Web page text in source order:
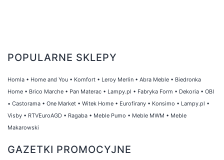
POPULARNE SKLEPY
Homla • Home and You • Komfort • Leroy Merlin • Abra Meble • Biedronka
Home • Brico Marche • Pan Materac • Lampy.pl • Fabryka Form • Dekoria • OBI
• Castorama • One Market • Witek Home • Eurofirany • Konsimo • Lampy.pl •
Visby • RTVEuroAGD • Ragaba • Meble Pumo • Meble MWM • Meble
Makarowski
GAZETKI PROMOCYJNE